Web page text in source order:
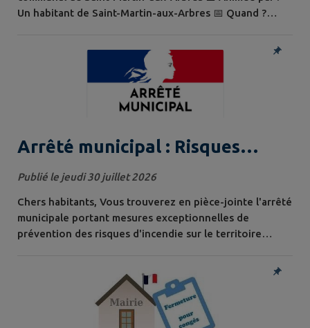
Un habitant de Saint-Martin-aux-Arbres 📅 Quand ?
Pour qui ? Les jeunes de 9 à 13 ans ✨ Venez découvrir
le basket dans une ambiance conviviale et vous amuser
tout en apprenant les bases ! 🙌 Venez nombreux ! 🏀😊
Arrêté municipal : Risques
d'incendie
Publié le jeudi 30 juillet 2026
Chers habitants, Vous trouverez en pièce-jointe l'arrêté
municipale portant mesures exceptionnelles de
prévention des risques d'incendie sur le territoire